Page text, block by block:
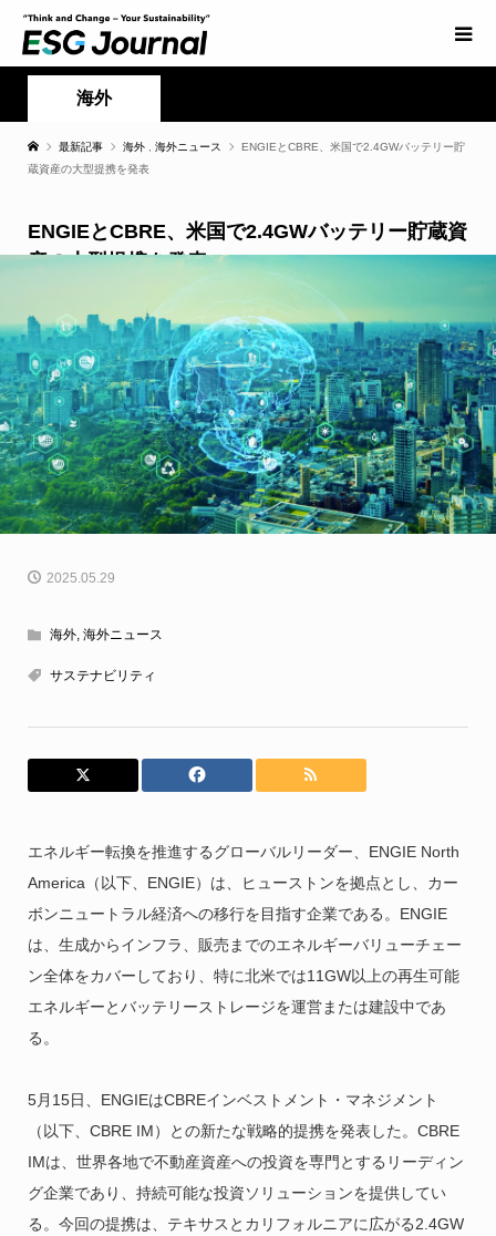
海外
最新記事 海外 海外ニュース
ENGIEとCBRE、米国で2.4GWバッテリー貯
蔵資産の大型提携を発表
ENGIEとCBRE、米国で2.4GWバッテリー貯蔵資
産の大型提携を発表
2025.05.29
海外, 海外ニュース
サステナビリティ
エネルギー転換を推進するグローバルリーダー、ENGIE North
America（以下、ENGIE）は、ヒューストンを拠点とし、カー
ボンニュートラル経済への移行を目指す企業である。ENGIE
は、生成からインフラ、販売までのエネルギーバリューチェー
ン全体をカバーしており、特に北米では11GW以上の再生可能
エネルギーとバッテリーストレージを運営または建設中であ
る。
5月15日、ENGIEはCBREインベストメント・マネジメント
（以下、CBRE IM）との新たな戦略的提携を発表した。CBRE
IMは、世界各地で不動産資産への投資を専門とするリーディン
グ企業であり、持続可能な投資ソリューションを提供してい
る。今回の提携は、テキサスとカリフォルニアに広がる2.4GW